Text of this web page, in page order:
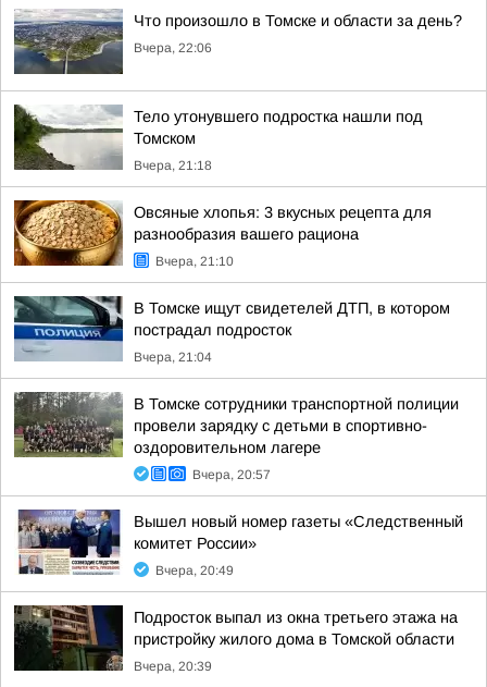
Что произошло в Томске и области за день?
Вчера, 22:06
Тело утонувшего подростка нашли под
Томском
Вчера, 21:18
Овсяные хлопья: 3 вкусных рецепта для
разнообразия вашего рациона
Вчера, 21:10
В Томске ищут свидетелей ДТП, в котором
пострадал подросток
Вчера, 21:04
В Томске сотрудники транспортной полиции
провели зарядку с детьми в спортивно-
оздоровительном лагере
Вчера, 20:57
Вышел новый номер газеты «Следственный
комитет России»
Вчера, 20:49
Подросток выпал из окна третьего этажа на
пристройку жилого дома в Томской области
Вчера, 20:39